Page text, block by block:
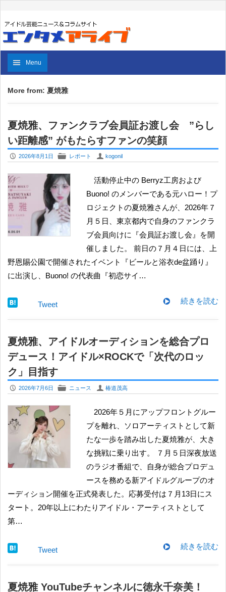
Menu
More from: 夏焼雅
夏焼雅、ファンクラブ会員証お渡し会 ”らし
い距離感” がもたらすファンの笑顔
P 2026年8月1日 F レポート U kogonil
活動停止中の Berryz工房および
Buono! のメンバーである元ハロー！プ
ロジェクトの夏焼雅さんが、2026年７
月５日、東京都内で自身のファンクラ
ブ会員向けに『会員証お渡し会』を開
催しました。 前日の７月４日には、上
野恩賜公園で開催されたイベント『ビールと浴衣de盆踊り』
に出演し、Buono! の代表曲『初恋サイ…
続きを読む
Tweet
夏焼雅、アイドルオーディションを総合プロ
デュース！アイドル×ROCKで「次代のロッ
ク」目指す
P 2026年7月6日 F ニュース U 椿道茂高
2026年５月にアップフロントグルー
プを離れ、ソロアーティストとして新
たな一歩を踏み出した夏焼雅が、大き
な挑戦に乗り出す。 ７月５日深夜放送
のラジオ番組で、自身が総合プロデュ
ースを務める新アイドルグループのオ
ーディション開催を正式発表した。応募受付は７月13日にス
タート。20年以上にわたりアイドル・アーティストとして
第…
続きを読む
Tweet
夏焼雅 YouTubeチャンネルに徳永千奈美！